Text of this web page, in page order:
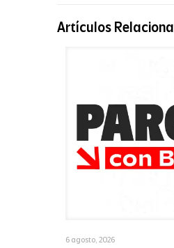
Artículos
6 agosto, 2026